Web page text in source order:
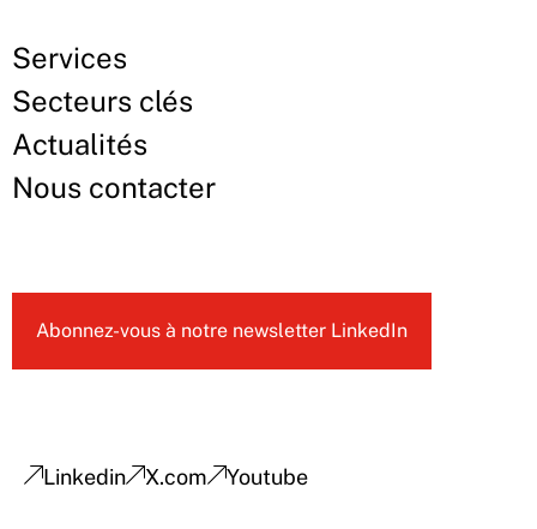
Services
Secteurs clés
Actualités
Nous contacter
Abonnez-vous à notre newsletter LinkedIn
Linkedin X.com Youtube